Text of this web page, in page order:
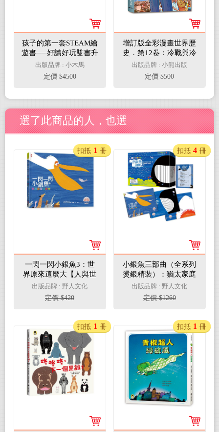
孩子的第一套STEAM繪
遊書──好讀好玩雙書升
級版10冊大全套【附贈
透明萬用書袋】
出版品牌 : 小木馬
定價 $4500
增訂版全彩漫畫世界歷
史．第12卷：冷戰與冷
戰後的世界
出版品牌 : 小熊出版
定價 $500
選了此商品的人，也選
一閃一閃小銀魚3：世
界原來這麼大【人與世
界｜猶太教育啟蒙小聖
經】(全書燙銀精裝，2
～8歲必讀)
出版品牌 : 野人文化
定價 $420
扣抵 1 冊
小銀魚三部曲（全系列
燙銀精裝）：猶太家庭
給孩子的第一套「生命
教育」啟蒙書（全三冊
附精美書盒，加贈生命
出版品牌 : 野人文化
定價 $1260
扣抵 4 冊
扣抵 1 冊 扣抵 1 冊